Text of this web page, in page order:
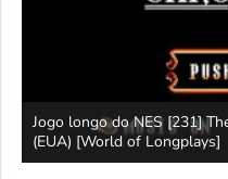
Jogo longo do NES [231]
(EUA) [World of Longplays]